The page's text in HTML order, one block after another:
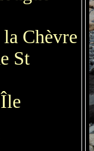
Chèvre
St